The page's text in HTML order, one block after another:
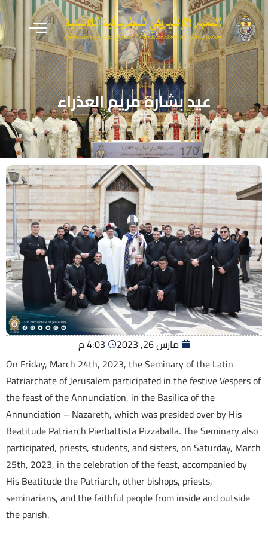
عيد بشارة مريم العذراء
مارس 26, 2023
4:03 م
On Friday, March 24th, 2023, the Seminary of the Latin
Patriarchate of Jerusalem participated in the festive Vespers of
the feast of the Annunciation, in the Basilica of the
Annunciation – Nazareth, which was presided over by His
Beatitude Patriarch Pierbattista Pizzaballa. The Seminary also
participated, priests, students, and sisters, on Saturday, March
25th, 2023, in the celebration of the feast, accompanied by
His Beatitude the Patriarch, other bishops, priests,
seminarians, and the faithful people from inside and outside
the parish.